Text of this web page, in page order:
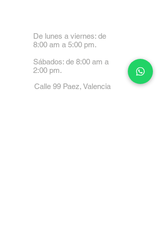
De lunes a viernes: de
8:00 am a 5:00 pm.
Sábados: de 8:00 am a
2:00 pm.
Calle 99 Paez, Valencia